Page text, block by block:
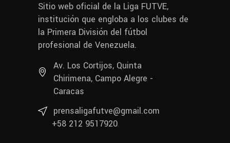
Sitio web oficial de la Liga FUTVE,
institución que engloba a los clubes de
la Primera División del fútbol
profesional de Venezuela.
Av. Los Cortijos, Quinta
Chirimena, Campo Alegre -
Caracas
prensaligafutve@gmail.com
+58 212 9517920